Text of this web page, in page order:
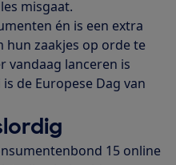
misgaat.
én is een extra
hun zaakjes op orde te
vandaag lanceren is
de Europese Dag van
15 online